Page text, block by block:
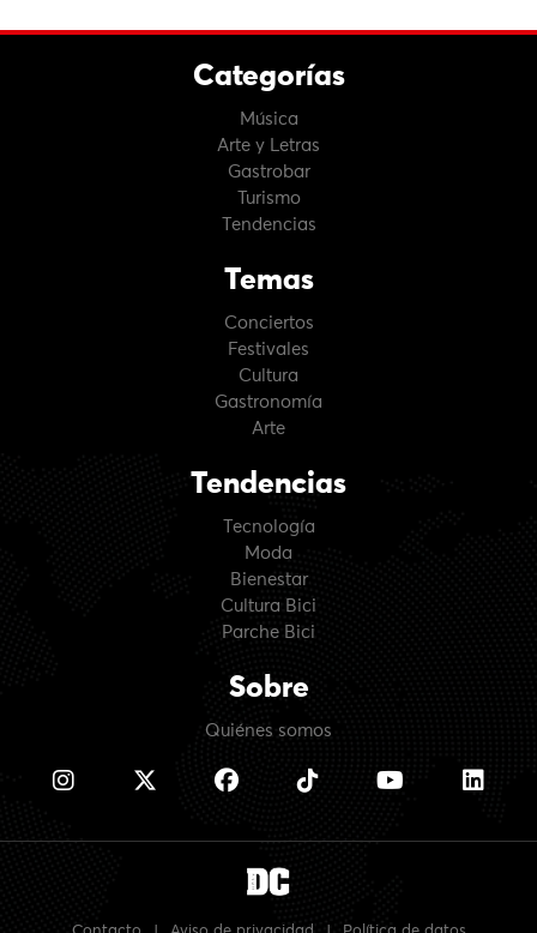
Categorías
Música
Arte y Letras
Gastrobar
Turismo
Tendencias
Temas
Conciertos
Festivales
Cultura
Gastronomía
Arte
Tendencias
Tecnología
Moda
Bienestar
Cultura Bici
Parche Bici
Sobre
Quiénes somos